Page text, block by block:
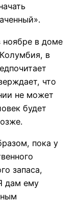
в доме
в
что
не может
будет
пока у
запаса,
дам ему